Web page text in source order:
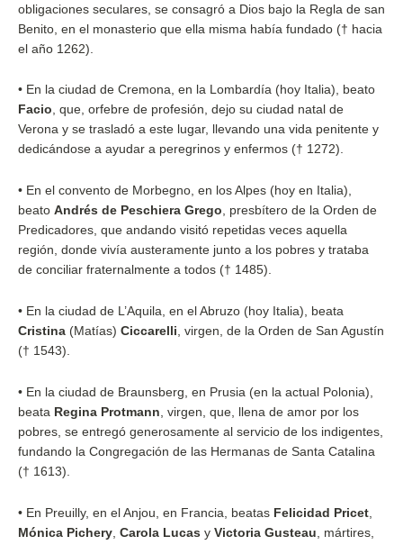
obligaciones seculares, se consagró a Dios bajo la Regla de san
Benito, en el monasterio que ella misma había fundado († hacia
el año 1262).
• En la ciudad de Cremona, en la Lombardía (hoy Italia), beato
Facio, que, orfebre de profesión, dejo su ciudad natal de
Verona y se trasladó a este lugar, llevando una vida penitente y
dedicándose a ayudar a peregrinos y enfermos († 1272).
• En el convento de Morbegno, en los Alpes (hoy en Italia),
beato Andrés de Peschiera Grego, presbítero de la Orden de
Predicadores, que andando visitó repetidas veces aquella
región, donde vivía austeramente junto a los pobres y trataba
de conciliar fraternalmente a todos († 1485).
• En la ciudad de L’Aquila, en el Abruzo (hoy Italia), beata
Cristina (Matías) Ciccarelli, virgen, de la Orden de San Agustín
(† 1543).
• En la ciudad de Braunsberg, en Prusia (en la actual Polonia),
beata Regina Protmann, virgen, que, llena de amor por los
pobres, se entregó generosamente al servicio de los indigentes,
fundando la Congregación de las Hermanas de Santa Catalina
(† 1613).
• En Preuilly, en el Anjou, en Francia, beatas Felicidad Pricet,
Mónica Pichery, Carola Lucas y Victoria Gusteau, mártires,